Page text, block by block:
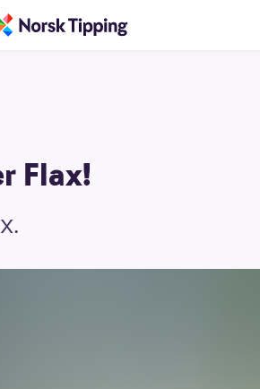
Flax!